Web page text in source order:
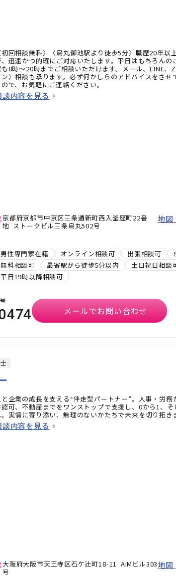
初回相談無料〉〈烏丸御池駅より徒歩5分〉職歴20年以
、迅速かつ的確にご対応いたします。平日はもちろんの
8時〜20時までご相談いただけます。メール、LINE、
ン）相談も承ります。必ず何かしらのアドバイスをさせ
で、お気軽にご連絡ください。
談内容を見る
京都府京都市中京区三条通新町西入釜座町22番
地 ストークビル三条烏丸502号
地図
男性専門家在籍 オンライン相談可 出張相談可
無料相談可
最寄駅から徒歩5分以内
土日祝日相談
平日19時以降相談可
メールでお問い合わせ
と企業の成長を支える“伴走型パートナー”。人事・労務
認可、不動産までをワンストップで支援し、0から1、そ
。実情に寄り添い、無理のないかたちで未来を切り拓き
談内容を見る
大阪府大阪市天王寺区石ケ辻町18-11 AIMビル303
号
地図